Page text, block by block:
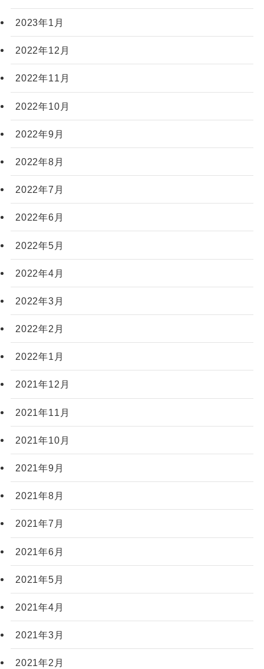
2023年1月
2022年12月
2022年11月
2022年10月
2022年9月
2022年8月
2022年7月
2022年6月
2022年5月
2022年4月
2022年3月
2022年2月
2022年1月
2021年12月
2021年11月
2021年10月
2021年9月
2021年8月
2021年7月
2021年6月
2021年5月
2021年4月
2021年3月
2021年2月